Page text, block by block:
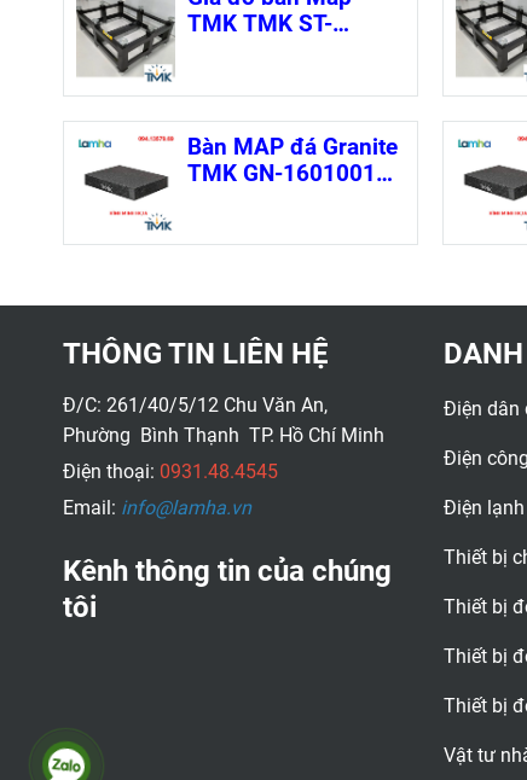
TMK TMK ST-
Bàn MAP đá Granite
TMK GN-16010018
THÔNG TIN LIÊN HỆ
Đ/C: 261/40/5/12 Chu Văn An,
Phường Bình Thạnh TP. Hồ Chí Minh
Điện thoại: 0931.48.4545
Email: info@lamha.vn
Kênh thông tin của chúng
tôi
Điện dân
Điện
Điện lạnh
Thiết bị
Thiết bị
Thiết bị
Thiết bị
Vật tư